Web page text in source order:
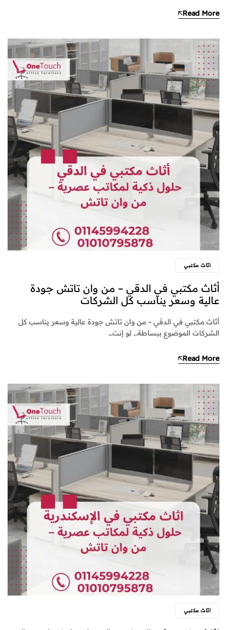
Read More
اثاث مكتبي
أثاث مكتبي في الدقي – من وان تاتش جودة
عالية وسعر يناسب كل الشركات
أثاث مكتبي في الدقي – من وان تاتش جودة عالية وسعر يناسب كل
الشركات الموضوع ببساطة… لو إنت…
Read More
اثاث مكتبي